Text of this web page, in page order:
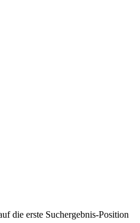
die erste Suchergebnis-Position